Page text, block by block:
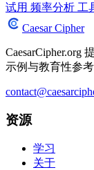
试用 频率分析 工
Caesar Cipher
CaesarCipher.org
示例与教育性参
资源
学习
关于